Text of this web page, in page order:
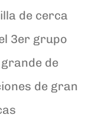
de cerca
3er grupo
de
de gran